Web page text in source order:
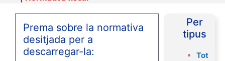
Prema sobre la normativa
desitjada per a
descarregar-la:
Per
tipus
Tot